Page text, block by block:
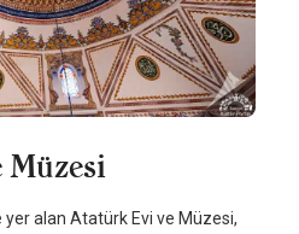
yer alan Atatürk Evi ve Müzesi,